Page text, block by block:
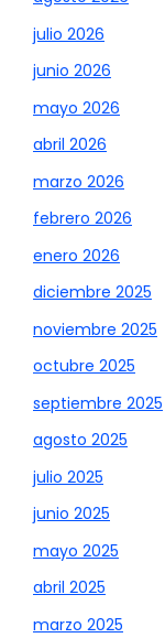
julio 2026
junio 2026
mayo 2026
abril 2026
marzo 2026
febrero 2026
enero 2026
diciembre 2025
noviembre 2025
octubre 2025
septiembre 2025
agosto 2025
julio 2025
junio 2025
mayo 2025
abril 2025
marzo 2025